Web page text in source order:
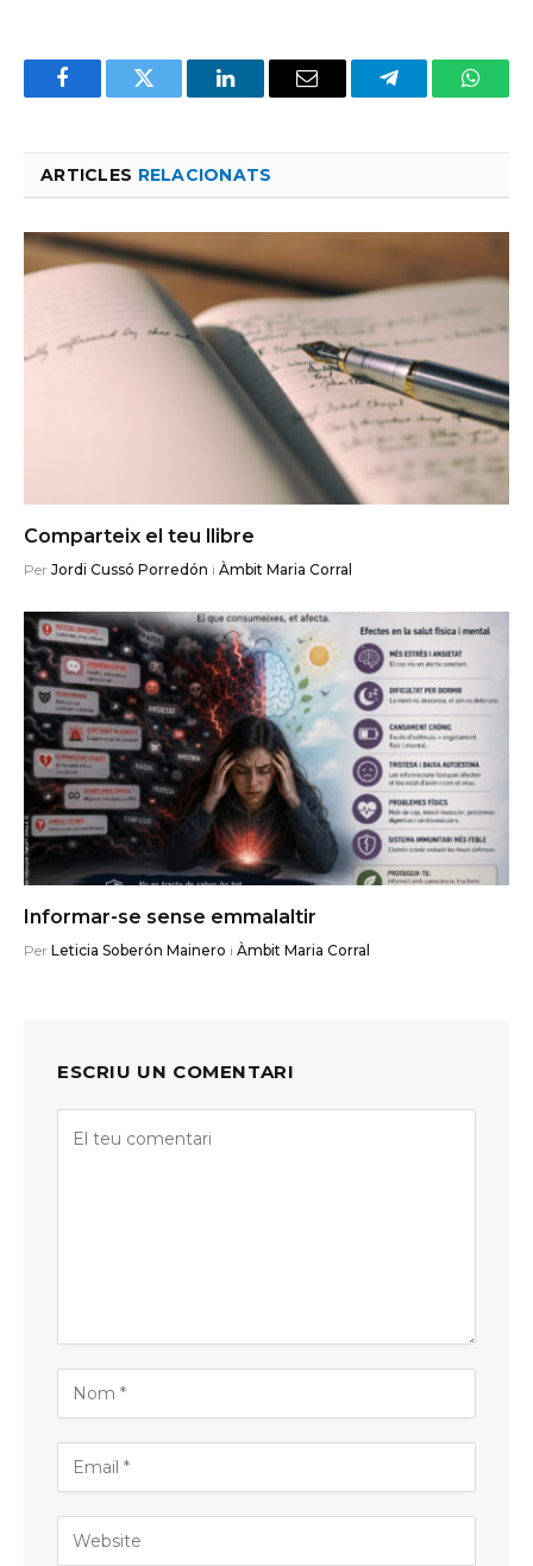
FacebookTwitter LinkedInEmail Telegram
ARTICLES RELACIONATS
Comparteix el teu llibre
Per Jordi Cussó Porredón i Àmbit Maria Corral
Informar-se sense emmalaltir
Per Leticia Soberón Mainero i Àmbit Maria Corral
ESCRIU UN COMENTARI